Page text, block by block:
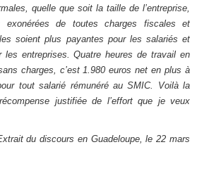
quelle que soit la taille de l’entreprise,
exonérées de toutes charges fiscales et
soient plus payantes pour les salariés et
les entreprises. Quatre heures de travail en
charges, c’est 1.980 euros net en plus à
tout salarié rémunéré au SMIC. Voilà la
justifiée de l’effort que je veux
du discours en Guadeloupe, le 22 mars